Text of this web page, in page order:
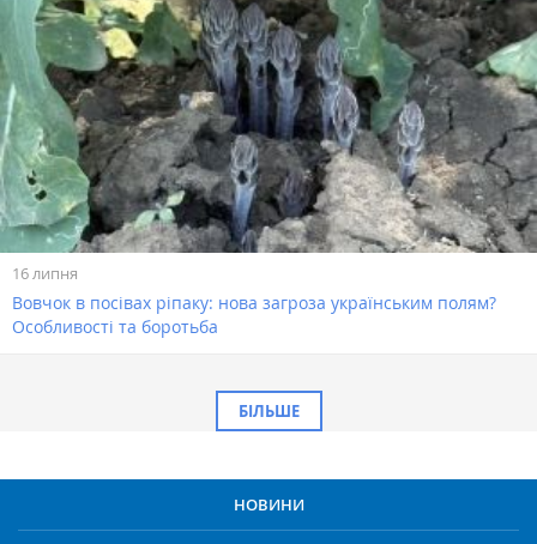
16 липня
Вовчок в посівах ріпаку: нова загроза українським полям?
Особливості та боротьба
БІЛЬШЕ
НОВИНИ